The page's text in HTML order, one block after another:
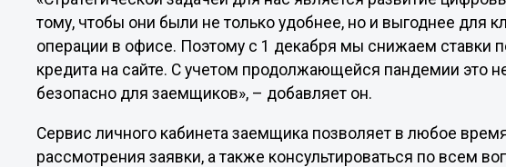
тому, чтобы они были не только удобнее, но и выгоднее для
операции в офисе. Поэтому с 1 декабря мы снижаем ставки
кредита на сайте. С учетом продолжающейся пандемии это
безопасно для заемщиков», – добавляет он.
Сервис личного кабинета заемщика позволяет в любое
рассмотрения заявки, а также консультироваться по всем